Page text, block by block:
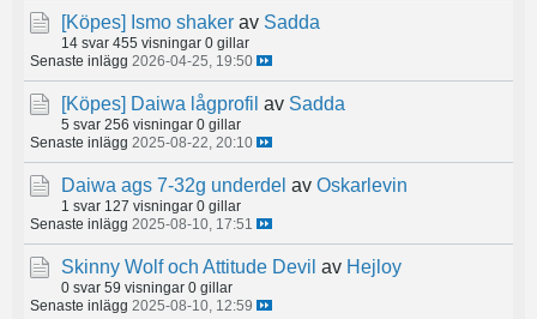
[Köpes] Ismo shaker av Sadda
14 svar 455 visningar 0 gillar
Senaste inlägg 2026-04-25, 19:50
[Köpes] Daiwa lågprofil av Sadda
5 svar 256 visningar 0 gillar
Senaste inlägg 2025-08-22, 20:10
Daiwa ags 7-32g underdel av Oskarlevin
1 svar 127 visningar 0 gillar
Senaste inlägg 2025-08-10, 17:51
Skinny Wolf och Attitude Devil av Hejloy
0 svar 59 visningar 0 gillar
Senaste inlägg 2025-08-10, 12:59